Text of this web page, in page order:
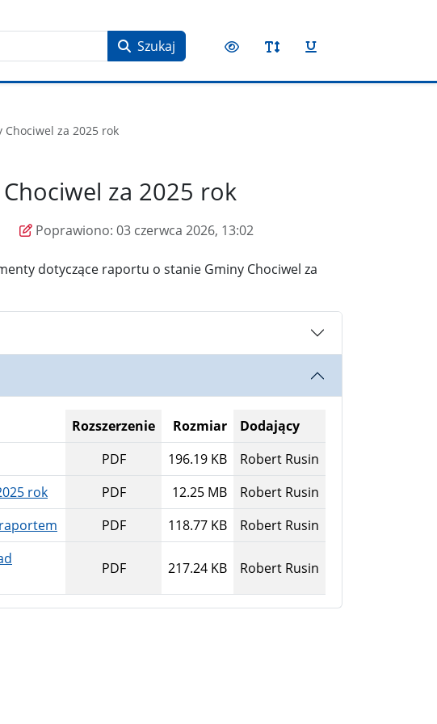
Szukaj
za 2025 rok
za 2025 rok
Poprawiono: 03 czerwca 2026, 13:02
dotyczące raportu o stanie Gminy Chociwel za
Rozszerzenie Rozmiar
Dodający
PDF 196.19 KB
Robert Rusin
rok
PDF 12.25 MB
Robert Rusin
PDF 118.77 KB
Robert Rusin
PDF 217.24 KB Robert Rusin